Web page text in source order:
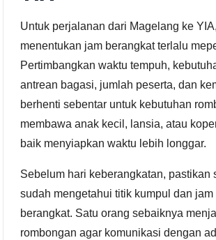
Untuk perjalanan dari Magelang ke
menentukan jam berangkat terlalu
Pertimbangkan waktu tempuh,
antrean bagasi, jumlah peserta, dan
berhenti sebentar untuk kebutuhan
membawa anak kecil, lansia, atau
baik menyiapkan waktu lebih longgar.
Sebelum hari keberangkatan, pastikan
sudah mengetahui titik kumpul dan jam
berangkat. Satu orang sebaiknya
rombongan agar komunikasi dengan